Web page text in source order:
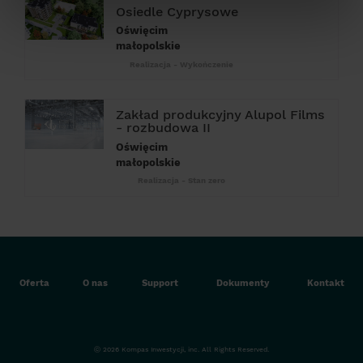
Osiedle Cyprysowe
Oświęcim
małopolskie
Zakład produkcyjny Alupol Films
- rozbudowa II
Oświęcim
małopolskie
Oferta O nas Support Dokumenty Kontakt
ⓒ 2026 Kompas Inwestycji, inc. All Rights Reserved.